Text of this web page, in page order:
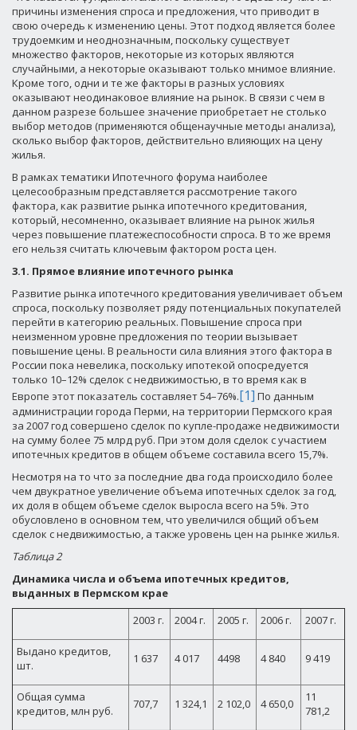
причины изменения спроса и предложения, что приводит в
свою очередь к изменению цены. Этот подход является более
трудоемким и неоднозначным, поскольку существует
множество факторов, некоторые из которых являются
случайными, а некоторые оказывают только мнимое влияние.
Кроме того, одни и те же факторы в разных условиях
оказывают неодинаковое влияние на рынок. В связи с чем в
данном разрезе большее значение приобретает не столько
выбор методов (применяются общенаучные методы анализа),
сколько выбор факторов, действительно влияющих на цену
жилья.
В рамках тематики Ипотечного форума наиболее
целесообразным представляется рассмотрение такого
фактора, как развитие рынка ипотечного кредитования,
который, несомненно, оказывает влияние на рынок жилья
через повышение платежеспособности спроса. В то же время
его нельзя считать ключевым фактором роста цен.
3.1. Прямое влияние ипотечного рынка
Развитие рынка ипотечного кредитования увеличивает объем
спроса, поскольку позволяет ряду потенциальных покупателей
перейти в категорию реальных. Повышение спроса при
неизменном уровне предложения по теории вызывает
повышение цены. В реальности сила влияния этого фактора в
России пока невелика, поскольку ипотекой опосредуется
только 10–12% сделок с недвижимостью, в то время как в
Европе этот показатель составляет 54–76%.[1] По данным
администрации города Перми, на территории Пермского края
за 2007 год совершено сделок по купле-продаже недвижимости
на сумму более 75 млрд руб. При этом доля сделок с участием
ипотечных кредитов в общем объеме составила всего 15,7%.
Несмотря на то что за последние два года происходило более
чем двукратное увеличение объема ипотечных сделок за год,
их доля в общем объеме сделок выросла всего на 5%. Это
обусловлено в основном тем, что увеличился общий объем
сделок с недвижимостью, а также уровень цен на рынке жилья.
Таблица 2
Динамика числа и объема ипотечных кредитов,
выданных в Пермском крае
2003 г.
2004 г. 2005 г. 2006 г. 2007 г.
Выдано кредитов,
шт.
1 637 4 017 4498 4 840 9 419
Общая сумма
кредитов, млн руб.
707,7 1 324,1 2 102,0 4 650,0
11
781,2